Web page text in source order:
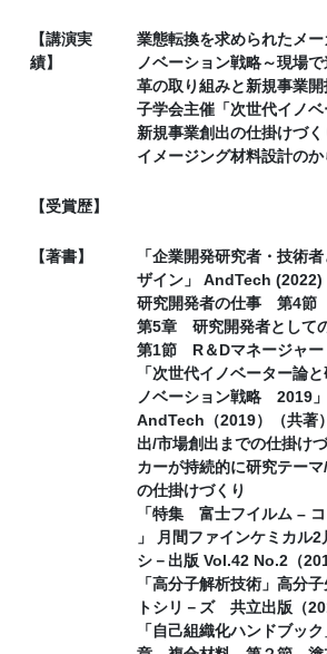
【講演実
績】
業態転換を求められたメ
ノベーション戦略～現場
革の取り組みと新規事業
子学会主催「次世代イノベ
新規事業創出の仕掛けづ
イメージング材料設計のか
【受賞歴】
【著書】
「企業開発研究者・技術
ザイン」 AndTech
研究開発者の仕事 第4節
第5章 研究開発者として
第1節 R＆Dマネージャー
「次世代イノベーター論
ノベーション戦略 2019
AndTech（2019）（共
出/市場創出までの仕掛
カーが持続的に研究テー
の仕掛けづくり
「特集 富士フイルム –
」 月間ファインケミカル
シ－出版 Vol.42 No.2（
「高分子解析技術」高分
トシリ－ズ 共立出版（
「自己組織化ハンドブッ